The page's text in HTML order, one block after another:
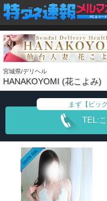
宮城県/デリヘル
HANAKOYOMI (花こよみ)
まず【ビッ
TEL: